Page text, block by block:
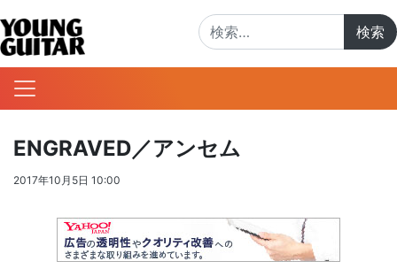
ENGRAVED／アンセム
2017年10月5日 10:00